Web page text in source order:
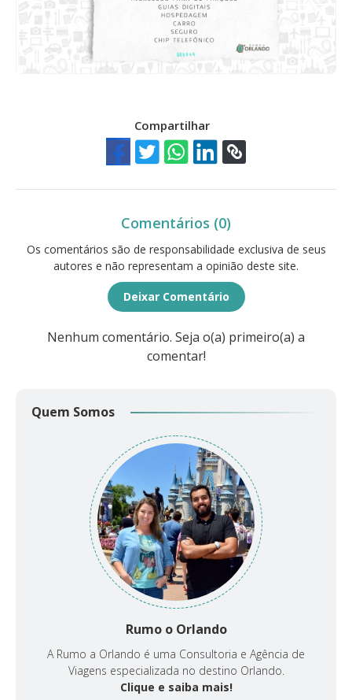
Compartilhar
Comentários (0)
Os comentários são de responsabilidade exclusiva de seus
autores e não representam a opinião deste site.
Deixar Comentário
Nenhum comentário. Seja o(a) primeiro(a) a
comentar!
Quem Somos
Rumo o Orlando
A Rumo a Orlando é uma Consultoria e Agência de
Viagens especializada no destino Orlando.
Clique e saiba mais!